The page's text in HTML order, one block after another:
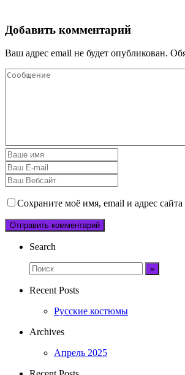
Добавить комментарий
Ваш адрес email не будет опубликован.
Сохраните моё имя, email и адрес
Search
Recent Posts
Русские костюмы
Archives
Апрель 2025